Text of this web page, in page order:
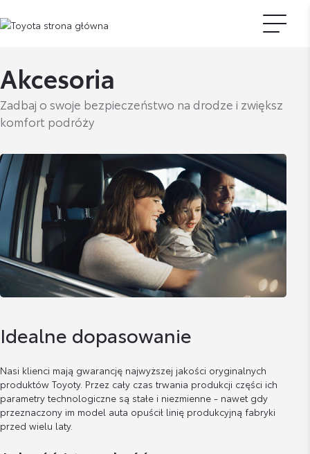
Akcesoria
Zadbaj o swoje bezpieczeństwo na drodze i zwiększ
komfort podróży
Idealne dopasowanie
Nasi klienci mają gwarancję najwyższej jakości oryginalnych
produktów Toyoty. Przez cały czas trwania produkcji części ich
parametry technologiczne są stałe i niezmienne - nawet gdy
przeznaczony im model auta opuścił linię produkcyjną fabryki
przed wielu laty.